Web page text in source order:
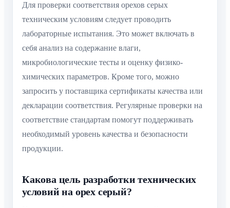
Для проверки соответствия орехов серых
техническим условиям следует проводить
лабораторные испытания. Это может включать в
себя анализ на содержание влаги,
микробиологические тесты и оценку физико-
химических параметров. Кроме того, можно
запросить у поставщика сертификаты качества или
декларации соответствия. Регулярные проверки на
соответствие стандартам помогут поддерживать
необходимый уровень качества и безопасности
продукции.
Какова цель разработки технических
условий на орех серый?